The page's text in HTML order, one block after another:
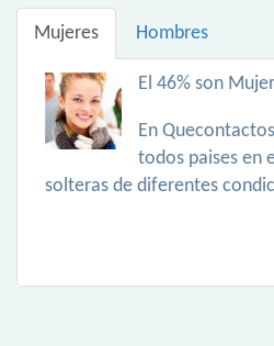
Mujeres Hombres
El 46% son
En
todos paises en
solteras de diferentes